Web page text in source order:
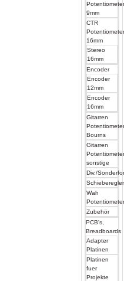
9mm
CTR
16mm
Stereo
16mm
Encoder
Encoder
12mm
Encoder
16mm
Gitarren
Bourns
Gitarren
sonstige
Div./
Schieberegler
Wah
Zubehör
PCB's,
Breadboards
Adapter
Platinen
Platinen
fuer
Projekte